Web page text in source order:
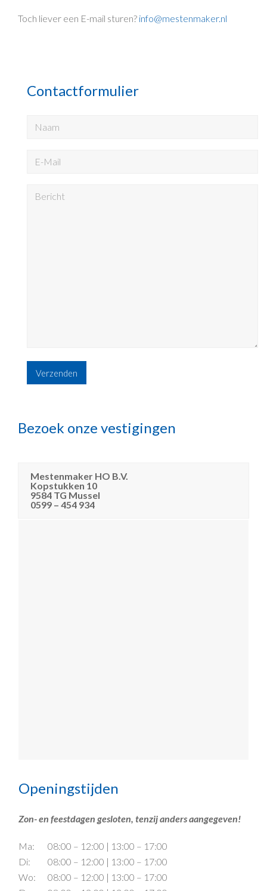
Toch liever een E-mail sturen? info@mestenmaker.nl
Contactformulier
Bezoek onze vestigingen
Mestenmaker HO B.V.
Kopstukken 10
9584 TG Mussel
0599 – 454 934
Openingstijden
Zon- en feestdagen gesloten, tenzij anders aangegeven!
Ma:
08:00 – 12:00 | 13:00 – 17:00
Di:
08:00 – 12:00 | 13:00 – 17:00
Wo:
08:00 – 12:00 | 13:00 – 17:00